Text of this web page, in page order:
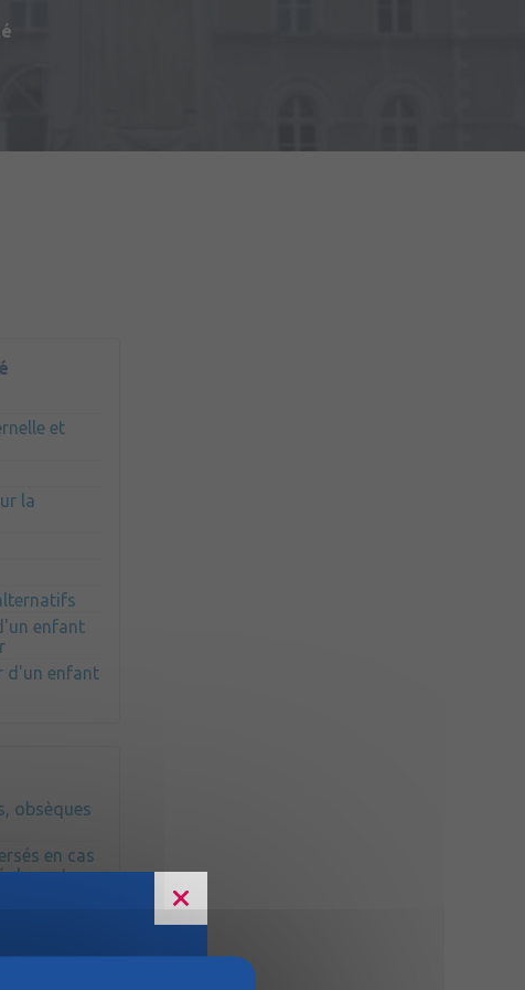
et
la
enfant
d'un enfant
obsèques
en cas
du secteur